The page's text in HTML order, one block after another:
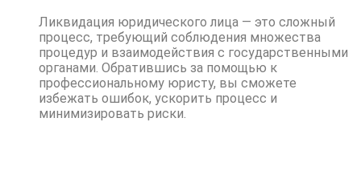
Ликвидация юридического лица — это сложный
процесс, требующий соблюдения множества
процедур и взаимодействия с государственными
органами. Обратившись за помощью к
профессиональному юристу, вы сможете
избежать ошибок, ускорить процесс и
минимизировать риски.